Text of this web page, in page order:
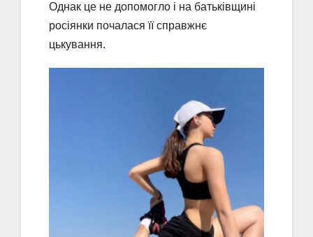
Однак це не допомогло і на батьківщині
росіянки почалася її справжнє
цькування.